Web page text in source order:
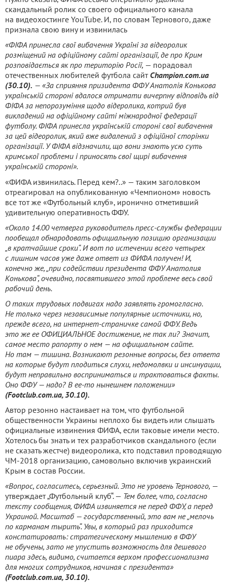
скандальный ролик со своего официального канала
на видеохостинге YouTube. И, по словам Тернового, даже
признала свою вину и извинилась
«ФІФА принесла свої вибачення Україні за відеоролик
розміщений на офіційному сайті організації, де про Крим
розповідається як про територію Росії, — порадовал
отечественных любителей футбола сайт Champion.com.ua
(30.10). — «За сприяння призидента ФФУ Анатолія Конькова
українській стороні вдалося отримати вичерпну відповідь від
ФІФА за непорозуміння щодо відеролика, котрий був
викладений на офіційному сайті міжнародної федерації
футболу. ФІФА принесла українській стороні свої вибачення
за цей відеоролик, який вже видалений з офіційної сторінки
організації. У ФІФА відзначили, що вони знають усю суть
кримської проблеми і приносять свої щирі вибачення
українській стороні».
«ФИФА извинилась. Перед кем?..» — таким заголовком
отреагировал на опубликованную «Чемпионом» новость
все тот же «Футбольный клуб», иронично отметивший
удивительную оперативность ФФУ.
«Около 14.00 четверга руководитель пресс-службы федерации
пообещал обнародовать официальную позицию организации
„в кратчайшие сроки“. И вот по истечении всего четырех
с лишним часов уже даже ответ из ФИФА получен! И,
конечно же, „при содействии президента ФФУ Анатолия
Конькова“, очевидно, посвятившего этой проблеме весь свой
рабочий день.
О таких трудовых подвигах надо заявлять громогласно.
Не только через независимые популярные источники, но,
прежде всего, на интернет-страничке самой ФФУ. Ведь
это же ее ОФИЦИАЛЬНОЕ достижение, не так ли? Значит,
самое место рапорту о нем — на официальном сайте.
Но там — тишина. Возникают резонные вопросы, без ответа
на которые будут плодиться слухи, недомолвки и инсинуации,
будут неправильно восприниматься и трактоваться факты.
Оно ФФУ — надо? В ее-то нынешнем положении»
(Footclub.com.ua, 30.10).
Автор резонно настаивает на том, что футбольной
общественности Украины неплохо бы видеть или слышать
официальные извинения ФИФА, если таковые имели место.
Хотелось бы знать и тех разработчиков скандального (если
не сказать жестче) видеоролика, кто подставил проводящую
ЧМ-2018 организацию, самовольно включив украинский
Крым в состав России.
«Вопрос, согласитесь, серьезный. Это не уровень Тернового, —
утверждает „Футбольный клуб“. — Тем более, что, согласно
тексту сообщения, ФИФА извиняется не перед ФФУ, а перед
Украиной. Масштаб — государственный, это вам не „мелочь
по карманам тырить“. Увы, в который раз приходится
констатировать: стратегическому мышлению в ФФУ
не обучены, зато не упустить возможность для дешевого
пиара здесь, видимо, считается верхом профессионализма
для многих сотрудников, начиная с президента»
(Footclub.com.ua, 30.10).